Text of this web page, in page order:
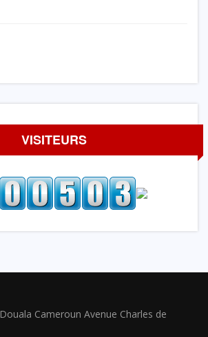
VISITEURS
Douala Cameroun Avenue Charles de